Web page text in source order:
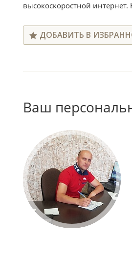
высокоскоростной
ДОБАВИТЬ В
Ваш